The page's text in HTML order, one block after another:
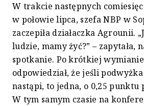
W trakcie następnych
w połowie lipca, szefa NBP w
zaczepiła działaczka Agrounii.
ludzie, mamy żyć?” – zapytała,
spotkanie. Po krótkiej
odpowiedział, że jeśli
nastąpi, to jedna, o 0,25 punktu
W tym samym czasie na